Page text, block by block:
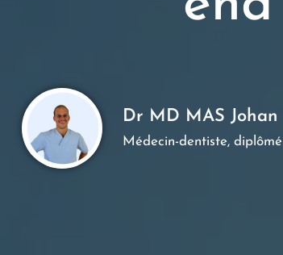
Dr MD MAS
Médecin-dentiste,